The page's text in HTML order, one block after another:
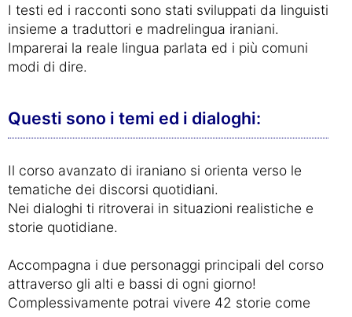
I testi ed i racconti sono stati sviluppati da linguisti
insieme a traduttori e madrelingua iraniani.
Imparerai la reale lingua parlata ed i più comuni
modi di dire.
Questi sono i temi ed i dialoghi:
Il corso avanzato di iraniano si orienta verso le
tematiche dei discorsi quotidiani.
Nei dialoghi ti ritroverai in situazioni realistiche e
storie quotidiane.
Accompagna i due personaggi principali del corso
attraverso gli alti e bassi di ogni giorno!
Complessivamente potrai vivere 42 storie come